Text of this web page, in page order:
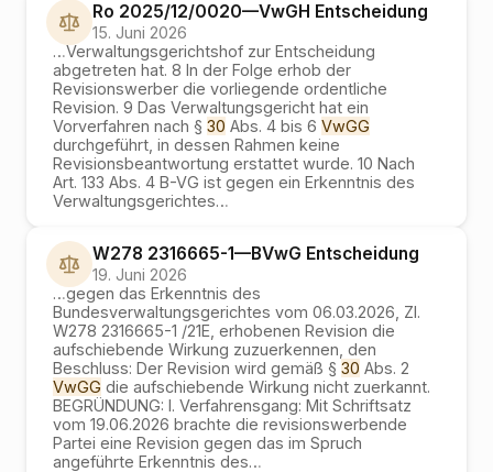
Ro 2025/12/0020—VwGH Entscheidung
15. Juni 2026
…Verwaltungsgerichtshof zur Entscheidung
abgetreten hat. 8 In der Folge erhob der
Revisionswerber die vorliegende ordentliche
Revision. 9 Das Verwaltungsgericht hat ein
Vorverfahren nach § 30 Abs. 4 bis 6 VwGG
durchgeführt, in dessen Rahmen keine
Revisionsbeantwortung erstattet wurde. 10 Nach
Art. 133 Abs. 4 B-VG ist gegen ein Erkenntnis des
Verwaltungsgerichtes…
W278 2316665-1—BVwG Entscheidung
19. Juni 2026
…gegen das Erkenntnis des
Bundesverwaltungsgerichtes vom 06.03.2026, Zl.
W278 2316665-1 /21E, erhobenen Revision die
aufschiebende Wirkung zuzuerkennen, den
Beschluss: Der Revision wird gemäß § 30 Abs. 2
VwGG die aufschiebende Wirkung nicht zuerkannt.
BEGRÜNDUNG: I. Verfahrensgang: Mit Schriftsatz
vom 19.06.2026 brachte die revisionswerbende
Partei eine Revision gegen das im Spruch
angeführte Erkenntnis des…